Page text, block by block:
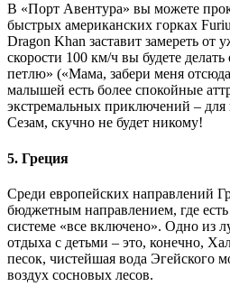
В «Порт Авентура» вы можете
быстрых американских горках
Dragon Khan заставит замереть от
скорости 100 км/ч вы будете
петлю» («Мама, забери меня
малышей есть более спокойные
экстремальных приключений –
Сезам, скучно не будет никому!
5. Греция
Среди европейских направлений
бюджетным направлением, где
системе «все включено». Одно из
отдыха с детьми – это, конечно,
песок, чистейшая вода Эгейского
воздух сосновых лесов.